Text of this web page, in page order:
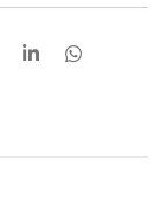
S
D